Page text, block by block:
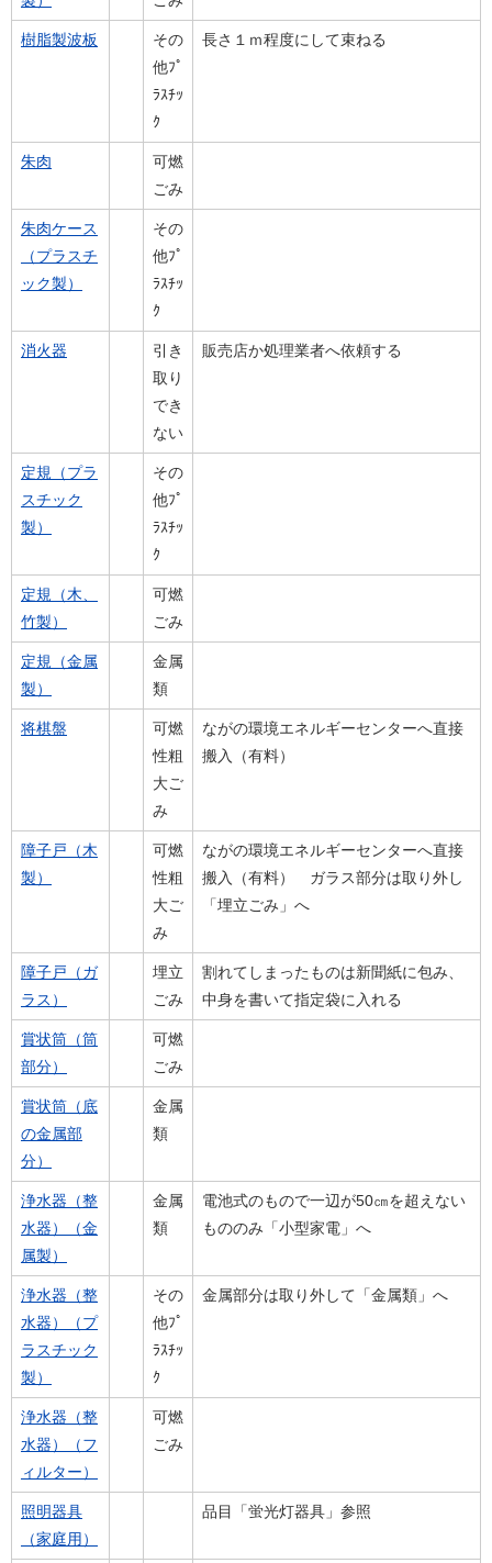
樹脂製波板
その
他ﾌﾟ
ﾗｽﾁｯ
ｸ
長さ１ｍ程度にして束ねる
朱肉
可燃
ごみ
朱肉ケース
（プラスチ
ック製）
その
他ﾌﾟ
ﾗｽﾁｯ
ｸ
消火器
引き
取り
でき
ない
販売店か処理業者へ依頼する
定規（プラ
スチック
製）
その
他ﾌﾟ
ﾗｽﾁｯ
ｸ
定規（木、
竹製）
可燃
ごみ
定規（金属
製）
金属
類
将棋盤
可燃
性粗
大ご
み
ながの環境エネルギーセンターへ直接
搬入（有料）
障子戸（木
製）
可燃
性粗
大ご
み
ながの環境エネルギーセンターへ直接
搬入（有料） ガラス部分は取り外し
「埋立ごみ」へ
障子戸（ガ
ラス）
埋立
ごみ
割れてしまったものは新聞紙に包み、
中身を書いて指定袋に入れる
賞状筒（筒
部分）
可燃
ごみ
賞状筒（底
の金属部
分）
金属
類
浄水器（整
水器）（金
属製）
金属
類
電池式のもので一辺が50㎝を超えない
もののみ「小型家電」へ
浄水器（整
水器）（プ
ラスチック
製）
その
他ﾌﾟ
ﾗｽﾁｯ
ｸ
金属部分は取り外して「金属類」へ
浄水器（整
水器）（フ
ィルター）
可燃
ごみ
照明器具
（家庭用）
品目「蛍光灯器具」参照